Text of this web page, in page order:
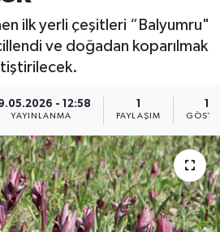
ilk yerli çeşitleri “Balyumru"
ve doğadan koparılmak
- 12:58
YAYINLANMA PAYLAŞIM